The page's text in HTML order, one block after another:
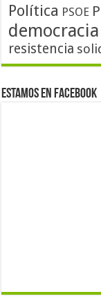
Política PSOE
democracia
resistencia
Estamos en Facebook